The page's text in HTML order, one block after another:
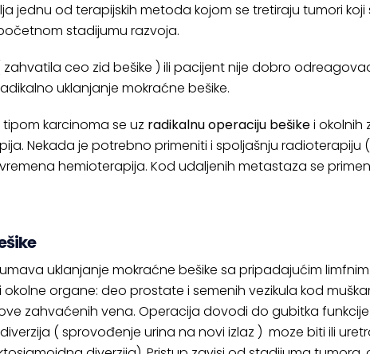
jednu od terapijskih metoda kojom se tretiraju tumori
stadijumu razvoja.
ceo zid bešike ) ili pacijent nije dobro
uklanjanje mokraćne bešike.
karcinoma se uz radikalnu operaciju bešikei okolnih
Nekada je potrebno primeniti i spoljašnju radioterapiju
hemioterapija. Kod udaljenih metastaza se
uklanjanje mokraćne bešike sa pripadajućim
organe: deo prostate i semenih vezikula kod
zahvaćenih vena. Operacija dovodi do gubitka funkcije
( sprovođenje urina na novi izlaz ) moze biti ili